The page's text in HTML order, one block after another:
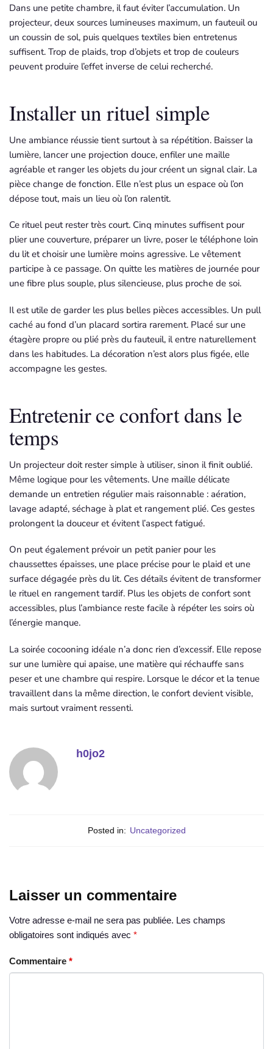
Dans une petite chambre, il faut éviter l’accumulation. Un
projecteur, deux sources lumineuses maximum, un fauteuil ou
un coussin de sol, puis quelques textiles bien entretenus
suffisent. Trop de plaids, trop d’objets et trop de couleurs
peuvent produire l’effet inverse de celui recherché.
Installer un rituel simple
Une ambiance réussie tient surtout à sa répétition. Baisser la
lumière, lancer une projection douce, enfiler une maille
agréable et ranger les objets du jour créent un signal clair. La
pièce change de fonction. Elle n’est plus un espace où l’on
dépose tout, mais un lieu où l’on ralentit.
Ce rituel peut rester très court. Cinq minutes suffisent pour
plier une couverture, préparer un livre, poser le téléphone loin
du lit et choisir une lumière moins agressive. Le vêtement
participe à ce passage. On quitte les matières de journée pour
une fibre plus souple, plus silencieuse, plus proche de soi.
Il est utile de garder les plus belles pièces accessibles. Un pull
caché au fond d’un placard sortira rarement. Placé sur une
étagère propre ou plié près du fauteuil, il entre naturellement
dans les habitudes. La décoration n’est alors plus figée, elle
accompagne les gestes.
Entretenir ce confort dans le
temps
Un projecteur doit rester simple à utiliser, sinon il finit oublié.
Même logique pour les vêtements. Une maille délicate
demande un entretien régulier mais raisonnable : aération,
lavage adapté, séchage à plat et rangement plié. Ces gestes
prolongent la douceur et évitent l’aspect fatigué.
On peut également prévoir un petit panier pour les
chaussettes épaisses, une place précise pour le plaid et une
surface dégagée près du lit. Ces détails évitent de transformer
le rituel en rangement tardif. Plus les objets de confort sont
accessibles, plus l’ambiance reste facile à répéter les soirs où
l’énergie manque.
La soirée cocooning idéale n’a donc rien d’excessif. Elle repose
sur une lumière qui apaise, une matière qui réchauffe sans
peser et une chambre qui respire. Lorsque le décor et la tenue
travaillent dans la même direction, le confort devient visible,
mais surtout vraiment ressenti.
h0jo2
Posted in: Uncategorized
Laisser un commentaire
Votre adresse e-mail ne sera pas publiée. Les champs
obligatoires sont indiqués avec *
Commentaire *